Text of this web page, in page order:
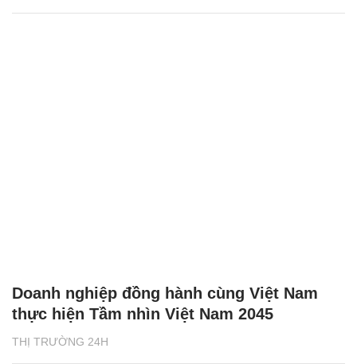
THỊ TRƯỜNG 24H
Doanh nghiệp đồng hành cùng Việt Nam
thực hiện Tầm nhìn Việt Nam 2045